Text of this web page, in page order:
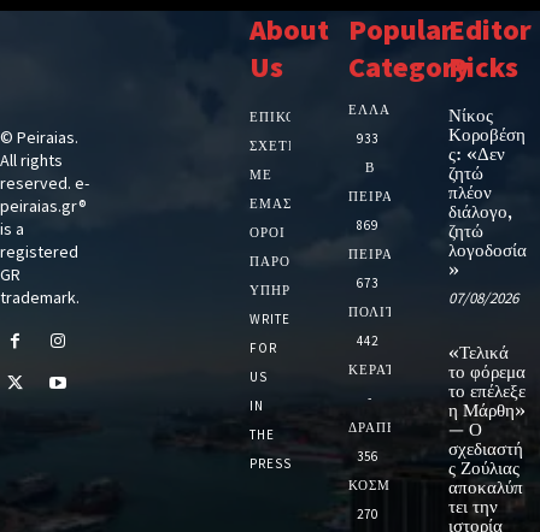
© Peiraias.
All rights
reserved. e-
peiraias.gr®
is a
registered
GR
trademark.
About
Us
ΕΠΙΚΟΙΝΩΝΙΑ
ΣΧΕΤΙΚΆ
ΜΕ
ΕΜΆΣ
ΌΡΟΙ
ΠΑΡΟΧΉΣ
ΥΠΗΡΕΣΙΏΝ
WRITE
FOR
US
IN
THE
PRESS
Popular
Category
ΕΛΛΑΔΑ
933
Β
ΠΕΙΡΑΙΑ
869
ΠΕΙΡΑΙΑΣ
673
ΠΟΛΙΤΙΚΗ
442
ΚΕΡΑΤΣΙΝΙ
-
ΔΡΑΠΕΤΣΩΝΑ
356
ΚΟΣΜΟΣ
270
Editor
Picks
Νίκος
Κοροβέση
ς: «Δεν
ζητώ
πλέον
διάλογο,
ζητώ
λογοδοσία
»
07/08/2026
«Τελικά
το φόρεμα
το επέλεξε
η Μάρθη»
— Ο
σχεδιαστή
ς Ζούλιας
αποκαλύπ
τει την
ιστορία